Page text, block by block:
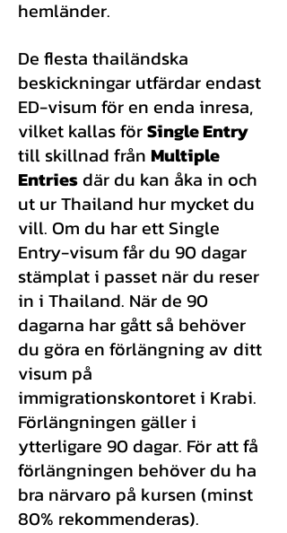
hemländer.
De flesta thailändska
beskickningar utfärdar endast
ED-visum för en enda inresa,
vilket kallas förSingle Entry
till skillnad från Multiple
Entriesdär du kan åka in och
ut ur Thailand hur mycket du
vill. Om du har ett Single
Entry-visum får du 90 dagar
stämplat i passet när du reser
in i Thailand. När de 90
dagarna har gått så behöver
du göra en förlängning av ditt
visum på
immigrationskontoret i Krabi.
Förlängningen gäller i
ytterligare 90 dagar. För att få
förlängningen behöver du ha
bra närvaro på kursen (minst
80% rekommenderas).